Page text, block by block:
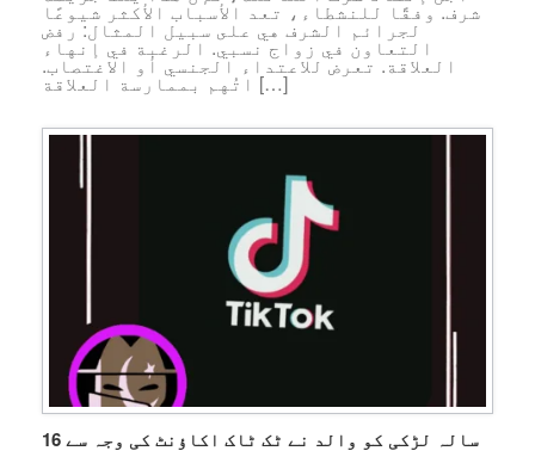
شرف. وفقًا للنشطاء، تعد الأسباب الأكثر شيوعًا
لجرائم الشرف هي على سبيل المثال: رفض
التعاون في زواج نسبي. الرغبة في إنهاء
العلاقة. تعرض للاعتداء الجنسي أو الاغتصاب.
اتُهم بممارسة العلاقة […]
16 سالہ لڑکی کو والد نے ٹک ٹاک اکاؤنٹ کی وجہ سے